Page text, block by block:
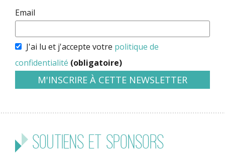
Email
J'ai lu et j'accepte votre politique de
confidentialité (obligatoire)
Soutiens et sponsors